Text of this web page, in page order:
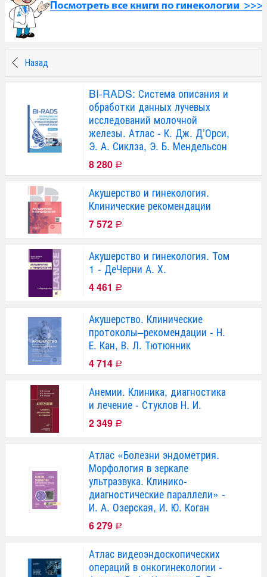
Назад
BI-RADS: Система описания и
обработки данных лучевых
исследований молочной
железы. Атлас - К. Дж. Д’Орси,
Э. А. Сиклза, Э. Б. Мендельсон
8 280 Р
Акушерство и гинекология.
Клинические рекомендации
7 572 Р
Акушерство и гинекология. Том
1 - ДеЧерни А. Х.
4 461 Р
Акушерство. Клинические
протоколы–рекомендации - Н.
Е. Кан, В. Л. Тютюнник
4 714 Р
Анемии. Клиника, диагностика
и лечение - Стуклов Н. И.
2 349 Р
Атлас «Болезни эндометрия.
Морфология в зеркале
ультразвука. Клинико-
диагностические параллели» -
И. А. Озерская, И. Ю. Коган
6 279 Р
Атлас видеоэндоскопических
операций в онкогинекологии -